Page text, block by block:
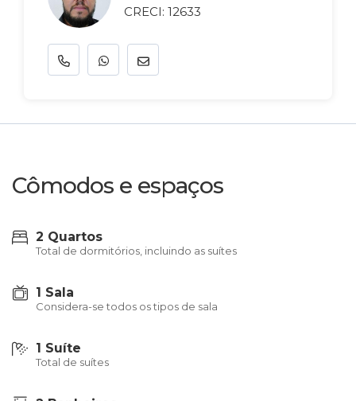
CRECI: 12633
Cômodos e espaços
2 Quartos
Total de dormitórios, incluindo as suítes
1 Sala
Considera-se todos os tipos de sala
1 Suíte
Total de suítes